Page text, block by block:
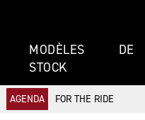
MODÈLES DE
STOCK
AGENDA FOR THE RIDE